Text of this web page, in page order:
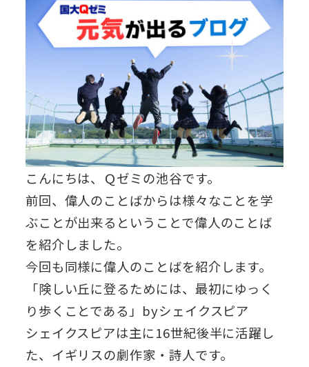
こんにちは、Ｑゼミの池谷です。
前回、偉人のことばからは様々なことを学
ぶことが出来るということで偉人のことば
を紹介しました。
今回も同様に偉人のことばを紹介します。
「険しい丘に登るためには、最初にゆっく
り歩くことである」byシェイクスピア
シェイクスピアは主に16世紀後半に活躍し
た、イギリスの劇作家・詩人です。